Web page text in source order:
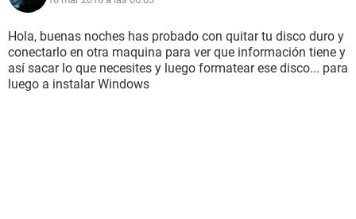
Hola, buenas noches has probado con quitar tu disco duro y
conectarlo en otra maquina para ver que información tiene y
así sacar lo que necesites y luego formatear ese disco... para
luego a instalar Windows